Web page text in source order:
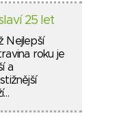
25 let
Nejlepší
roku je
a